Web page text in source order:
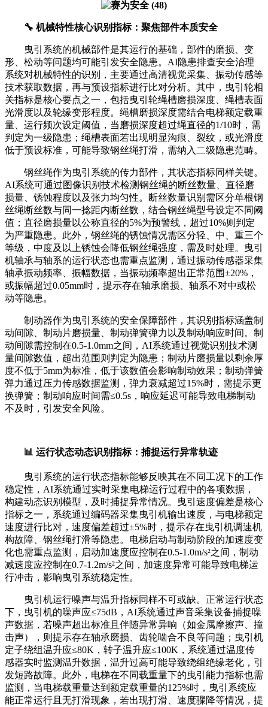
🔧 机械特性核心识别指标：聚焦部件本质安全
曳引系统的机械部件是其运行的基础，部件的磨损、变
形、松动等问题均可能引发安全隐患。AI隐患排查安全治理
系统对机械特性的识别，主要通过高清视觉采集、振动传感等
技术获取数据，再与预设指标进行比对分析。其中，曳引轮相
关指标是核心要点之一，包括曳引轮绳槽磨损深度、绳槽表面
光滑度以及轮缘变形程度。绳槽磨损深度需结合电梯额定载重
量、运行频次设定阈值，当磨损深度超过绳直径的1/10时，需
判定为一级隐患；绳槽表面若出现明显沟痕、裂纹，或光滑度
低于预设标准，可能导致钢丝绳打滑，需纳入二级隐患范畴。
钢丝绳作为曳引系统的传力部件，其状态指标同样关键。
AI系统可通过图像识别技术检测钢丝绳的断丝数量、直径磨
损量、锈蚀程度以及张力均匀性。断丝数量识别需区分单根钢
丝绳断丝数与同一捻距内断丝数，结合钢丝绳型号设定不同阈
值；直径磨损量以公称直径的5%为预警线，超过10%则判定
为严重隐患。此外，钢丝绳的锈蚀情况需区分轻、中、重三个
等级，中度及以上锈蚀会降低钢丝绳强度，需及时处理。曳引
机轴承与轴系的运行状态也需重点监测，通过振动传感器采集
轴承振动频率、振幅数据，当振动频率超出正常范围±20%，
或振幅超过0.05mm时，提示存在轴承磨损、轴系不对中或松
动等隐患。
制动器作为曳引系统的安全保障部件，其识别指标涵盖制
动间隙、制动片磨损量、制动弹簧弹力以及制动响应时间。制
动间隙需控制在0.5-1.0mm之间，AI系统通过视觉识别技术测
量间隙数值，超出范围则判定为隐患；制动片磨损量以剩余厚
度不低于5mm为标准，低于该数值会影响制动效果；制动弹簧
弹力通过压力传感数据监测，弹力衰减超过15%时，需提示更
换弹簧；制动响应时间需≤0.5s，响应延迟可能导致电梯制动
不及时，引发安全风险。
📊 运行状态动态识别指标：捕捉运行异常轨迹
曳引系统的运行状态指标能够反映其在不同工况下的工作
稳定性，AI系统通过实时采集电梯运行过程中的各项数据，
构建动态识别模型，及时捕捉异常情况。曳引速度偏差是核心
指标之一，系统通过编码器采集曳引机输出速度，与电梯额定
速度进行比对，速度偏差超过±5%时，提示存在曳引机调速机
构故障、钢丝绳打滑等隐患。电梯启动与制动阶段的加速度变
化也需重点监测，启动加速度应控制在0.5-1.0m/s²之间，制动
减速度应控制在0.7-1.2m/s²之间，加速度异常可能导致电梯运
行冲击，影响曳引系统稳定性。
曳引机运行噪声与温升指标同样不可或缺。正常运行状态
下，曳引机的噪声应≤75dB，AI系统通过声音采集设备捕捉噪
声数据，若噪声超出标准且伴随异常异响（如金属摩擦声、撞
击声），则提示存在轴承磨损、齿轮啮合不良等问题；曳引机
定子绕组温升应≤80K，转子温升应≤100K，系统通过温度传
感器实时监测温升数据，温升过高可能导致绕组绝缘老化，引
发短路故障。此外，电梯在不同载重量下的曳引能力指标也需
监测，当电梯载重量达到额定载重量的125%时，曳引系统应
能正常运行且无打滑现象，若出现打滑、速度骤降等情况，提